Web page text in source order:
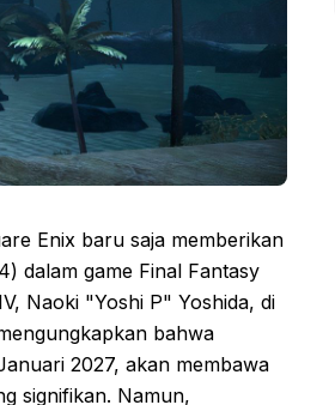
Enix baru saja memberikan
dalam game Final Fantasy
Naoki "Yoshi P" Yoshida, di
bahwa
2027, akan membawa
signifikan. Namun,